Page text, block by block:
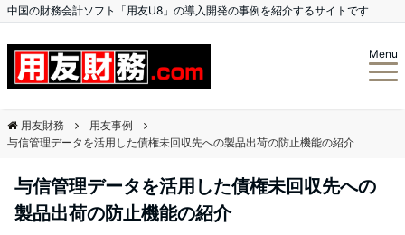
中国の財務会計ソフト「用友U8」の導入開発の事例を紹介するサイトです
Menu
用友財務
用友事例
与信管理データを活用した債権未回収先への製品出荷の防止機能の紹介
与信管理データを活用した債権未回収先への
製品出荷の防止機能の紹介